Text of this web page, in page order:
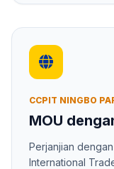
CCPIT NINGBO
MOU
Perjanjian
International